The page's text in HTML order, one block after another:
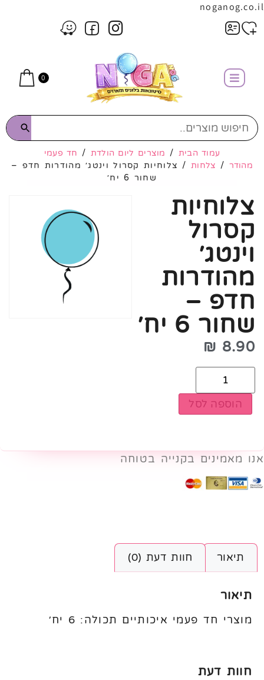
noganog.co.il
0
עמוד הבית / מוצרים ליום הולדת / חד פעמי
מהודר / צלחות/ צלוחיות קסרול וינטג׳ מהודרות חדפ –
שחור 6 יח׳
צלוחיות
קסרול
וינטג׳
מהודרות
חדפ –
שחור 6 יח׳
8.90
₪
הוספה לסל
אנו מאמינים בקנייה בטוחה
תיאור חוות דעת (0)
תיאור
מוצרי חד פעמי איכותיים תכולה: 6 יח׳
חוות דעת